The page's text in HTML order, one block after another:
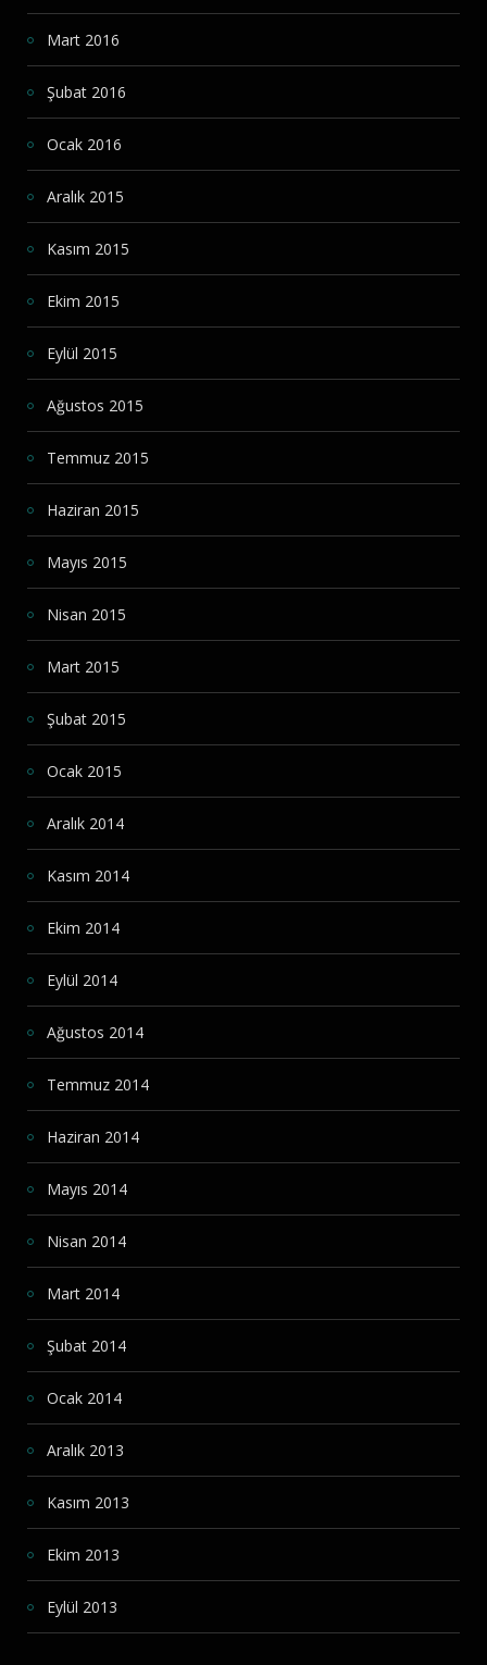
Mart 2016
Şubat 2016
Ocak 2016
Aralık 2015
Kasım 2015
Ekim 2015
Eylül 2015
Ağustos 2015
Temmuz 2015
Haziran 2015
Mayıs 2015
Nisan 2015
Mart 2015
Şubat 2015
Ocak 2015
Aralık 2014
Kasım 2014
Ekim 2014
Eylül 2014
Ağustos 2014
Temmuz 2014
Haziran 2014
Mayıs 2014
Nisan 2014
Mart 2014
Şubat 2014
Ocak 2014
Aralık 2013
Kasım 2013
Ekim 2013
Eylül 2013